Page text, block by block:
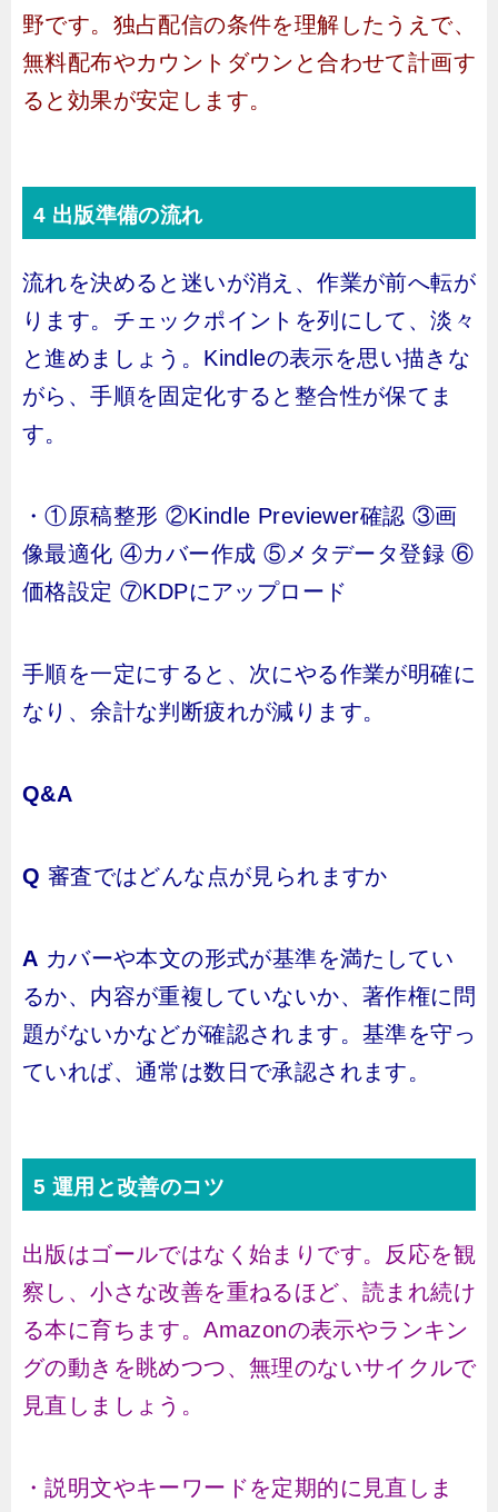
野です。独占配信の条件を理解したうえで、
無料配布やカウントダウンと合わせて計画す
ると効果が安定します。
4 出版準備の流れ
流れを決めると迷いが消え、作業が前へ転が
ります。チェックポイントを列にして、淡々
と進めましょう。Kindleの表示を思い描きな
がら、手順を固定化すると整合性が保てま
す。
・①原稿整形 ②Kindle Previewer確認 ③画
像最適化 ④カバー作成 ⑤メタデータ登録 ⑥
価格設定 ⑦KDPにアップロード
手順を一定にすると、次にやる作業が明確に
なり、余計な判断疲れが減ります。
Q&A
Q 審査ではどんな点が見られますか
A カバーや本文の形式が基準を満たしてい
るか、内容が重複していないか、著作権に問
題がないかなどが確認されます。基準を守っ
ていれば、通常は数日で承認されます。
5 運用と改善のコツ
出版はゴールではなく始まりです。反応を観
察し、小さな改善を重ねるほど、読まれ続け
る本に育ちます。Amazonの表示やランキン
グの動きを眺めつつ、無理のないサイクルで
見直しましょう。
・説明文やキーワードを定期的に見直しま